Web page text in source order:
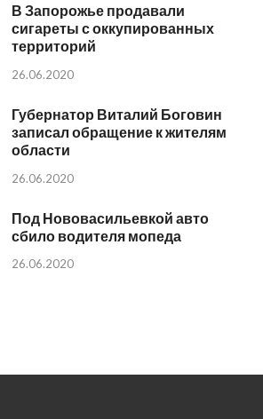
В Запорожье продавали
сигареты с оккупированных
территорий
26.06.2020
Губернатор Виталий Боговин
записал обращение к жителям
области
26.06.2020
Под Нововасильевкой авто
сбило водителя мопеда
26.06.2020